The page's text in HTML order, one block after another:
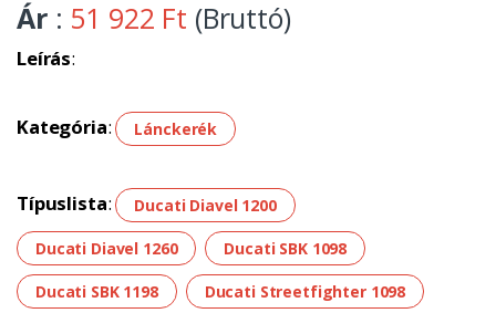
Ár : 51 922 Ft (Bruttó)
Leírás:
Kategória: Lánckerék
Típuslista: Ducati Diavel 1200
Ducati Diavel 1260 Ducati SBK 1098
Ducati SBK 1198 Ducati Streetfighter 1098